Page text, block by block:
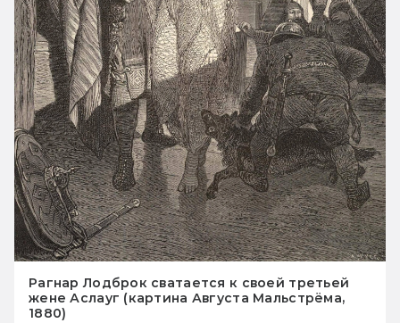
Рагнар Лодброк сватается к своей третьей
жене Аслауг (картина Августа Мальстрёма,
1880)